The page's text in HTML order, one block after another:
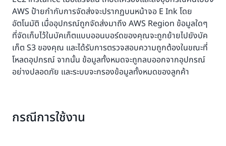
AWS ป้ายกำกับการจัดส่งจะปรากฏบนหน้าจอ E Ink โดย
อัตโนมัติ เมื่ออุปกรณ์ถูกจัดส่งมาถึง AWS Region ข้อมูลใดๆ
ที่จัดเก็บไว้ในบัคเก็ตแบบออนบอร์ดของคุณจะถูกย้ายไปยังบัค
เก็ต S3 ของคุณ และได้รับการตรวจสอบความถูกต้องในขณะที่
โหลดอุปกรณ์ จากนั้น ข้อมูลทั้งหมดจะถูกลบออกจากอุปกรณ์
อย่างปลอดภัย และระบบจะกรองข้อมูลทั้งหมดของลูกค้า
กรณีการใช้งาน